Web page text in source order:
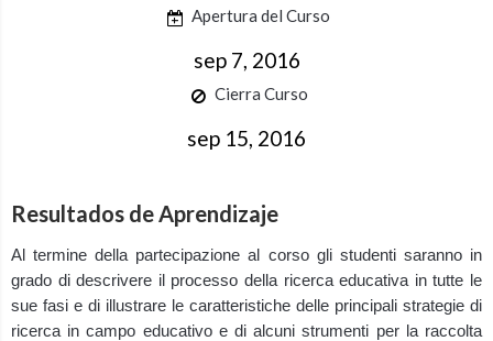
Apertura del Curso
sep 7, 2016
Cierra Curso
sep 15, 2016
Resultados de Aprendizaje
Al termine della partecipazione al corso gli studenti saranno in
grado di descrivere il processo della ricerca educativa in tutte le
sue fasi e di illustrare le caratteristiche delle principali strategie di
ricerca in campo educativo e di alcuni strumenti per la raccolta